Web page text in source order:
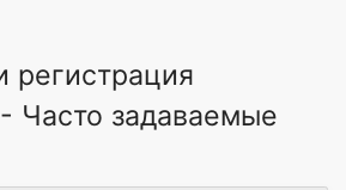
регистрация
Часто задаваемые